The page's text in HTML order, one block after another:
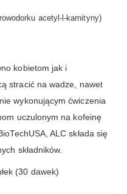
acetyl-l-karnityny)
kobietom jak i
stracić na wadze, nawet
wykonującym ćwiczenia
uczulonym na kofeinę
ALC składa się
składników.
(30 dawek)